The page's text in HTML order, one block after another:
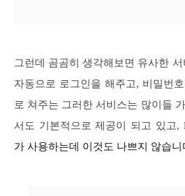
그런데 곰곰히 생각해보면 유사한
자동으로 로그인을 해주고, 비밀번
로 쳐주는 그러한 서비스는 많이들
서도 기본적으로 제공이 되고 있고,
가 사용하는데 이것도 나쁘지 않습니